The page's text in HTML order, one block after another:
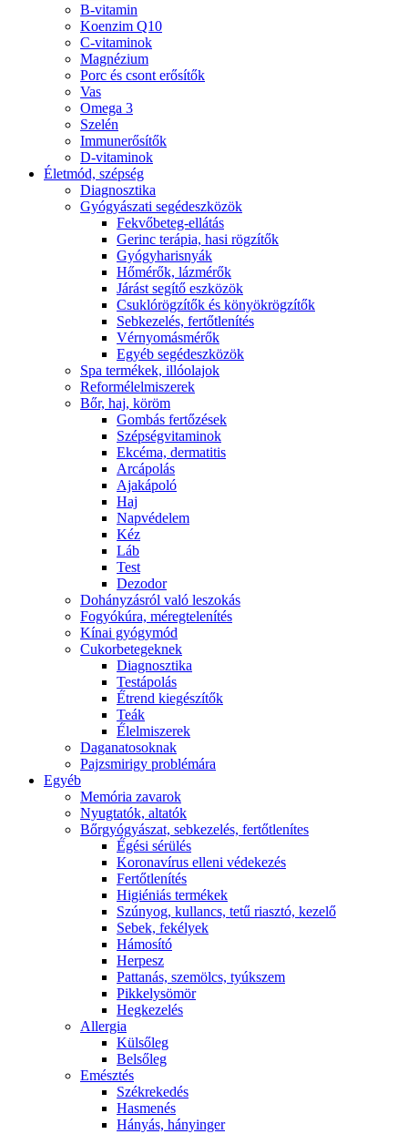
B-vitamin
Koenzim Q10
C-vitaminok
Magnézium
Porc és csont erősítők
Vas
Omega 3
Szelén
Immunerősítők
D-vitaminok
Életmód, szépség
Diagnosztika
Gyógyászati segédeszközök
Fekvőbeteg-ellátás
Gerinc terápia, hasi rögzítők
Gyógyharisnyák
Hőmérők, lázmérők
Járást segítő eszközök
Csuklórögzítők és könyökrögzítők
Sebkezelés, fertőtlenítés
Vérnyomásmérők
Egyéb segédeszközök
Spa termékek, illóolajok
Reformélelmiszerek
Bőr, haj, köröm
Gombás fertőzések
Szépségvitaminok
Ekcéma, dermatitis
Arcápolás
Ajakápoló
Haj
Napvédelem
Kéz
Láb
Test
Dezodor
Dohányzásról való leszokás
Fogyókúra, méregtelenítés
Kínai gyógymód
Cukorbetegeknek
Diagnosztika
Testápolás
É́trend kiegészítők
Teák
É́lelmiszerek
Daganatosoknak
Pajzsmirigy problémára
Egyéb
Memória zavarok
Nyugtatók, altatók
Bőrgyógyászat, sebkezelés, fertőtlenítes
É́gési sérülés
Koronavírus elleni védekezés
Fertőtlenítés
Higiéniás termékek
Szúnyog, kullancs, tetű riasztó, kezelő
Sebek, fekélyek
Hámosító
Herpesz
Pattanás, szemölcs, tyúkszem
Pikkelysömör
Hegkezelés
Allergia
Külsőleg
Belsőleg
Emésztés
Székrekedés
Hasmenés
Hányás, hányinger